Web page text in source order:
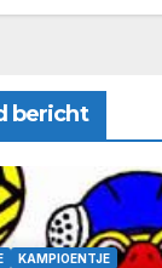
bericht
KAMPIOENTJE